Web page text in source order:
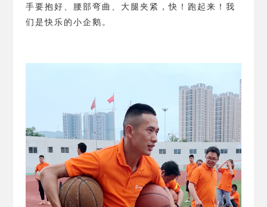
手要抱好、腰部弯曲、大腿夹紧，快！跑起来！我
们是快乐的小企鹅。